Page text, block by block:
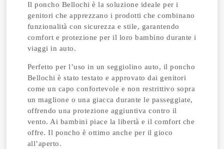
Il poncho Bellochi è la soluzione ideale per i
genitori che apprezzano i prodotti che combinano
funzionalità con sicurezza e stile, garantendo
comfort e protezione per il loro bambino durante i
viaggi in auto.
Perfetto per l’uso in un seggiolino auto, il poncho
Bellochi è stato testato e approvato dai genitori
come un capo confortevole e non restrittivo sopra
un maglione o una giacca durante le passeggiate,
offrendo una protezione aggiuntiva contro il
vento. Ai bambini piace la libertà e il comfort che
offre. Il poncho è ottimo anche per il gioco
all’aperto.